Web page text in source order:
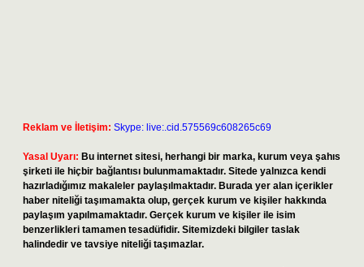
Reklam ve İletişim: Skype: live:.cid.575569c608265c69
Yasal Uyarı: Bu internet sitesi, herhangi bir marka, kurum veya şahıs
şirketi ile hiçbir bağlantısı bulunmamaktadır. Sitede yalnızca kendi
hazırladığımız makaleler paylaşılmaktadır. Burada yer alan içerikler
haber niteliği taşımamakta olup, gerçek kurum ve kişiler hakkında
paylaşım yapılmamaktadır. Gerçek kurum ve kişiler ile isim
benzerlikleri tamamen tesadüfidir. Sitemizdeki bilgiler taslak
halindedir ve tavsiye niteliği taşımazlar.